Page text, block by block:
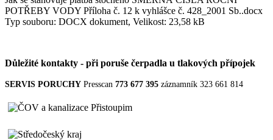
POTŘEBY VODY Příloha č. 12 k vyhlášce č. 428_2001 Sb..docx
Typ souboru: DOCX dokument, Velikost: 23,58 kB
Důležité kontakty - při poruše čerpadla u tlakových přípojek
SERVIS PORUCHY Presscan 773 677 395 záznamník 323 661 814